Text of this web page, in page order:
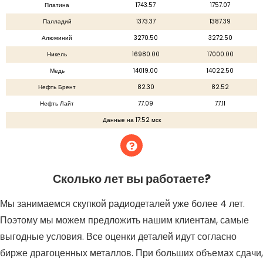
Платина
1743.57
1757.07
Палладий
1373.37
1387.39
Алюминий
3270.50
3272.50
Никель
16980.00
17000.00
Медь
14019.00
14022.50
Нефть Брент
82.30
82.52
Нефть Лайт
77.09
77.11
Данные на 17:52 мск
Сколько лет вы работаете?
Мы занимаемся скупкой радиодеталей уже более 4 лет.
Поэтому мы можем предложить нашим клиентам, самые
выгодные условия. Все оценки деталей идут согласно
бирже драгоценных металлов. При больших объемах сдачи,